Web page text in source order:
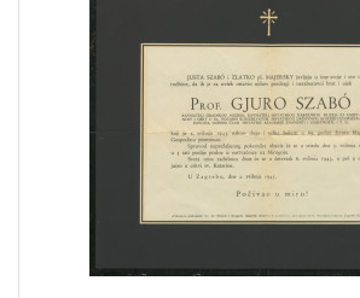
Knjige za djecu i mladež